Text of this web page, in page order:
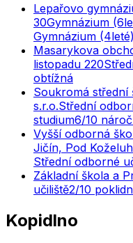
Lepařovo
30Gymnázium
Gymnázium (4leté)
Masarykova
listopadu 220
obtížná
Soukromá střední
s.r.o.Střední
studium6/10
Vyšší odborná
Jičín, Pod
Střední odborné
Základní škola a
učiliště2/10
Kopidlno